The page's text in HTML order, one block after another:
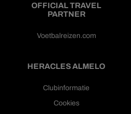
OFFICIAL TRAVEL
PARTNER
Voetbalreizen.com
HERACLES ALMELO
Clubinformatie
Cookies